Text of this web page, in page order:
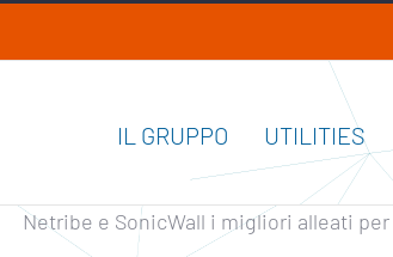
IL GRUPPO UTILITIES
Netribe e SonicWall i migliori alleati